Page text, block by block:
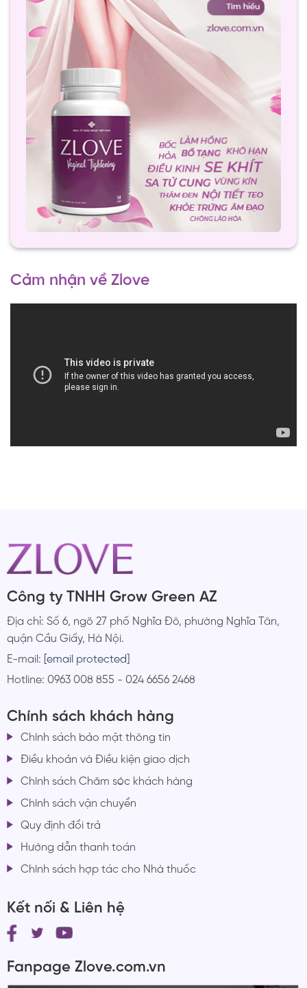
Cảm nhận về Zlove
Công ty TNHH Grow Green AZ
Địa chỉ: Số 6, ngõ 27 phố Nghĩa Đô, phường Nghĩa Tân,
quận Cầu Giấy, Hà Nội.
E-mail: [email protected]
Hotline: 0963 008 855 - 024 6656 2468
Chính sách khách hàng
Chính sách bảo mật thông tin
Điều khoản và Điều kiện giao dịch
Chính sách Chăm sóc khách hàng
Chính sách vận chuyển
Quy định đổi trả
Hướng dẫn thanh toán
Chính sách hợp tác cho Nhà thuốc
Kết nối & Liên hệ
Fanpage Zlove.com.vn